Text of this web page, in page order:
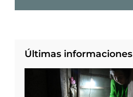
Últimas informaciones